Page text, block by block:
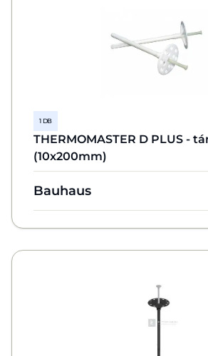
1 DB
THERMOMASTER D PLUS -
(10x200mm)
Bauhaus